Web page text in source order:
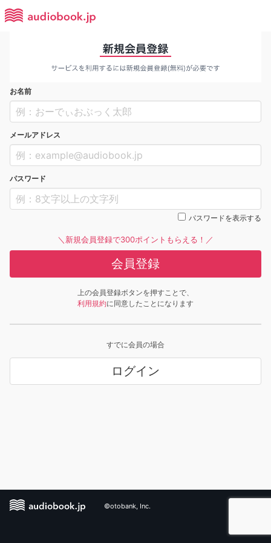
お名前
メールアドレス
パスワード
パスワードを表示する
＼新規会員登録で300ポイントもらえる！／
会員登録
上の会員登録ボタンを押すことで、
利用規約に同意したことになります
すでに会員の場合
ログイン
©otobank, Inc.